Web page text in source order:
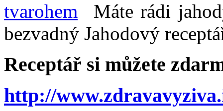
Máte rádi
bezvadný Jahodový
Receptář si můžete
http://